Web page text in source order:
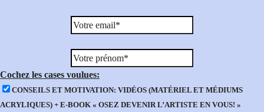
Cochez les cases voulues:
CONSEILS ET MOTIVATION: VIDÉOS (MATÉRIEL ET MÉDIUMS
ACRYLIQUES) + E-BOOK « OSEZ DEVENIR L’ARTISTE EN VOUS! »